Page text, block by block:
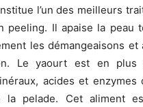
l’un des meilleurs
peeling. Il apaise la peau
les démangeaisons et
Le yaourt est en
acides et enzymes
la pelade. Cet aliment